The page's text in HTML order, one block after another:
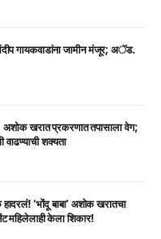
गायकवाडांना जामीन मंजूर; अॅड.
खरात प्रकरणात तपासाला वेग;
शक्यता
‘भोंदू बाबा’ अशोक खरातचा
केला शिकार!